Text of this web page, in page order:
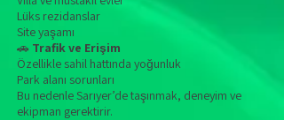
Lüks rezidanslar
Site yaşamı
🚗 Trafik ve Erişim
Özellikle sahil hattında yoğunluk
Park alanı sorunları
Bu nedenle Sarıyer’de taşınmak, deneyim ve
ekipman gerektirir.